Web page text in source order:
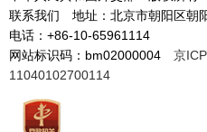
联系我们 地址：北京市朝阳区
电话：+86-10-65961114
网站标识码：bm02000004 京
11040102700114